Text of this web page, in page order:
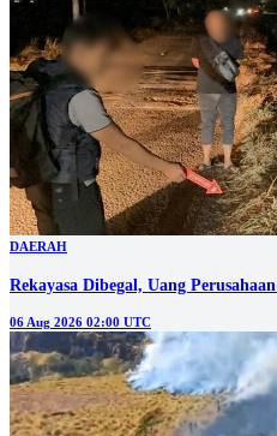
DAERAH
Rekayasa Dibegal, Uang
06 Aug 2026 02:00 UTC